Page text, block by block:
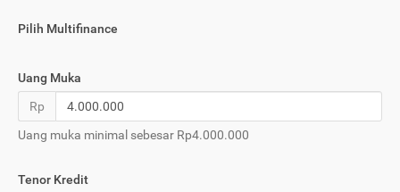
Pilih Multifinance
Uang Muka
Rp
Uang muka minimal sebesar Rp4.000.000
Tenor Kredit